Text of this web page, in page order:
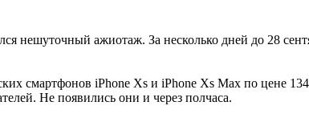
нешуточный ажиотаж. За несколько дней до 28
смартфонов iPhone Xs и iPhone Xs Max по цене
Не появились они и через полчаса.